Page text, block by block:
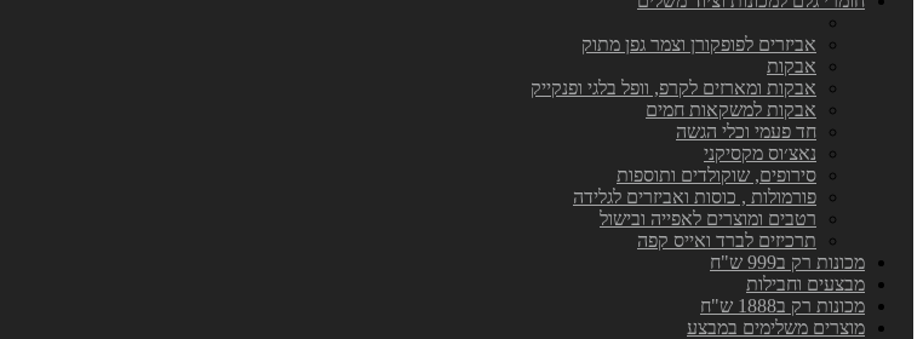
אביזרים לפופקורן וצמר גפן מתוק
אבקות
אבקות ומארזים לקרפ, וופל בלגי ופנקייק
אבקות למשקאות חמים
חד פעמי וכלי הגשה
נאצ׳וס מקסיקני
סירופים, שוקולדים ותוספות
פורמולות , כוסות ואביזרים לגלידה
רטבים ומוצרים לאפייה ובישול
תרכיזים לברד ואייס קפה
מכונות רק ב999 ש"ח
מבצעים וחבילות
מכונות רק ב1888 ש"ח
מוצרים משלימים במבצע